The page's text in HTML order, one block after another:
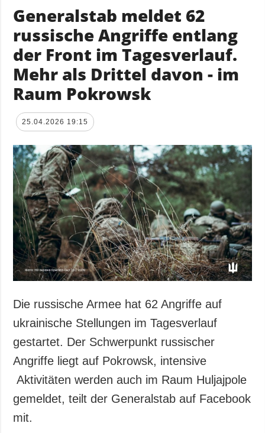
Generalstab meldet 62
russische Angriffe entlang
der Front im Tagesverlauf.
Mehr als Drittel davon - im
Raum Pokrowsk
25.04.2026 19:15
Die russische Armee hat 62 Angriffe auf
ukrainische Stellungen im Tagesverlauf
gestartet. Der Schwerpunkt russischer
Angriffe liegt auf Pokrowsk, intensive
Aktivitäten werden auch im Raum Huljajpole
gemeldet, teilt der Generalstab auf Facebook
mit.